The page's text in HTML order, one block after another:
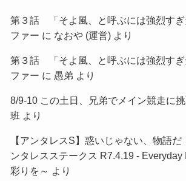
第３話 「そよ風、と呼ぶには強烈す
ファー に なおや (運営)より
第３話 「そよ風、と呼ぶには強烈す
ファー に 愚弟 より
8/9-10 この土日、兄弟でメイン競走に挑
班 より
【アンタレスS】惑いじゃない、物語だ
ンタレスステークス R7.4.19 - Everyday
彩りを～ より